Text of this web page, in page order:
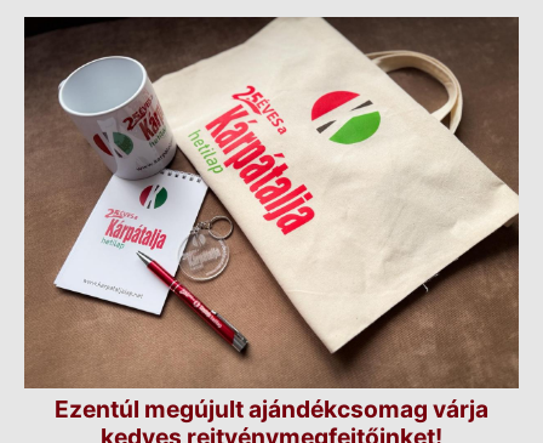
Ezentúl megújult ajándékcsomag várja